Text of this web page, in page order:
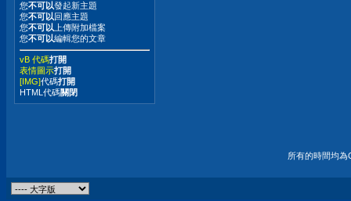
您不可以發起新主題
您不可以 回應主題
您不可以 上傳附加檔案
您不可以編輯您的文章
vB 代碼打開
表情圖示打開
[IMG]代碼打開
HTML代碼關閉
所有的時間均為